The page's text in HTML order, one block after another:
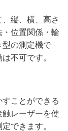
縦、横、高さ
位置関係・輪
型の測定機で
不可です。
ことができる
触レーザーを使
できます。